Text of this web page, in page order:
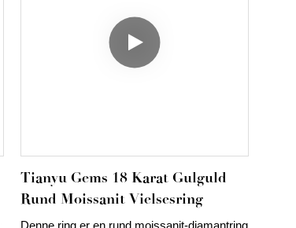
Tianyu Gems 18 Karat Gulguld
Rund Moissanit Vielsesring